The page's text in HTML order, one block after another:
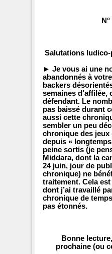
N°
Salutations
► Je vous ai une
abandonnés à
backers
semaines d’affilée,
défendant. Le
pas baissé durant
aussi cette
sembler un peu
chronique des jeux
depuis « longtemps
peine sortis (je
Middara, dont la
24 juin, jour de
chronique) ne
traitement. Cela
dont j’ai travaillé
chronique de
pas étonnés.
Bonne
prochaine (ou